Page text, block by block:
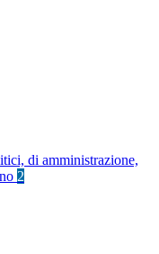
di amministrazione,
2